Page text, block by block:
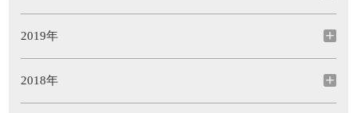
2019年
2018年